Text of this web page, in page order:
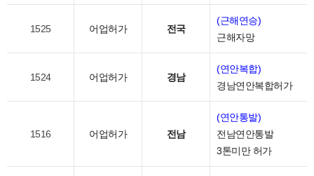
1525 어업허가 전국
(근해연승)
근해자망
1524 어업허가 경남
(연안복합)
경남연안복합허가
1516 어업허가 전남
(연안통발)
전남연안통발
3톤미만 허가